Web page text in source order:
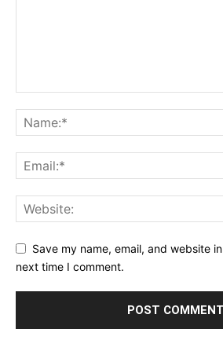
Save my name, email, and website
next time I comment.